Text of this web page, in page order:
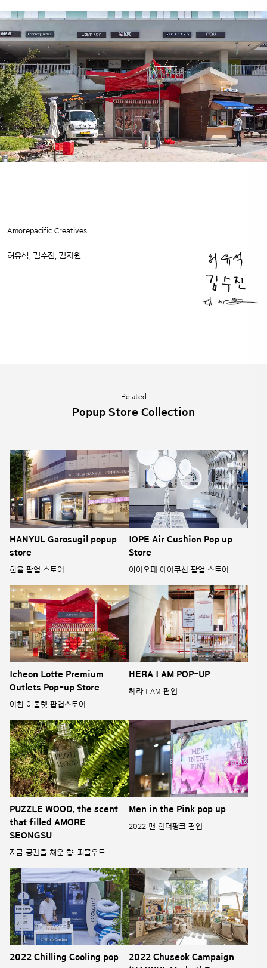
Amorepacific Creatives
허유석, 김수진, 김자원
Related
Popup Store Collection
HANYUL Garosugil popup
store
한율 팝업 스토어
IOPE Air Cushion Pop up
Store
아이오페 에어쿠션 팝업 스토어
Icheon Lotte Premium
Outlets Pop-up Store
이천 아울렛 팝업스토어
HERA I AM POP-UP
헤라 I AM 팝업
PUZZLE WOOD, the scent
that filled AMORE
SEONGSU
지금 공간을 채운 향, 퍼즐우드
Men in the Pink pop up
2022 맨 인더핑크 팝업
2022 Chilling Cooling pop
2022 Chuseok Campaign